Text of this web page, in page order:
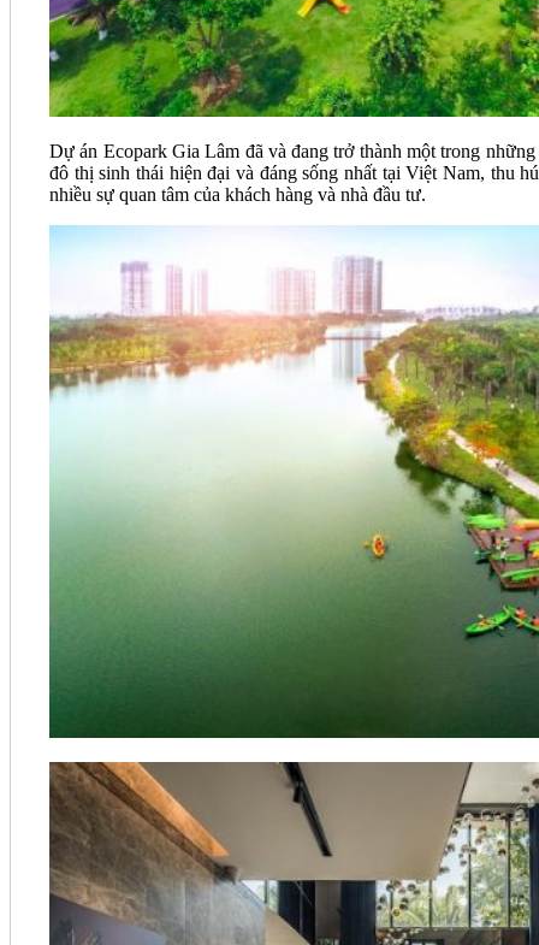
Dự án Ecopark Gia Lâm đã và đang trở thành một trong
đô thị sinh thái hiện đại và đáng sống nhất tại Việt Nam, thu
nhiều sự quan tâm của khách hàng và nhà đầu tư.